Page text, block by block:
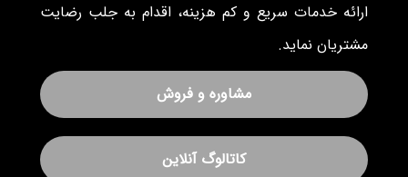
ارائه خدمات سریع و کم هزینه، اقدام به جلب رضایت
مشتریان نماید.
مشاوره و فروش
کاتالوگ آنلاین